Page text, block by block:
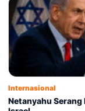
Internasional
Netanyahu